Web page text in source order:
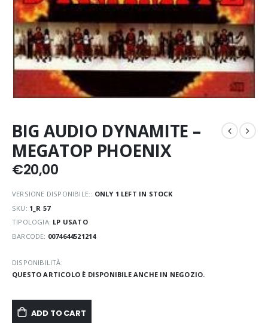
BIG AUDIO DYNAMITE –
MEGATOP PHOENIX
€20,00
VERSIONE DISPONIBILE:: ONLY 1 LEFT IN STOCK
SKU: 1_R 57
TIPOLOGIA: LP USATO
BARCODE: 0074644521214
DISPONIBILITÀ:
QUESTO ARTICOLO È DISPONIBILE ANCHE IN NEGOZIO.
ADD TO CART